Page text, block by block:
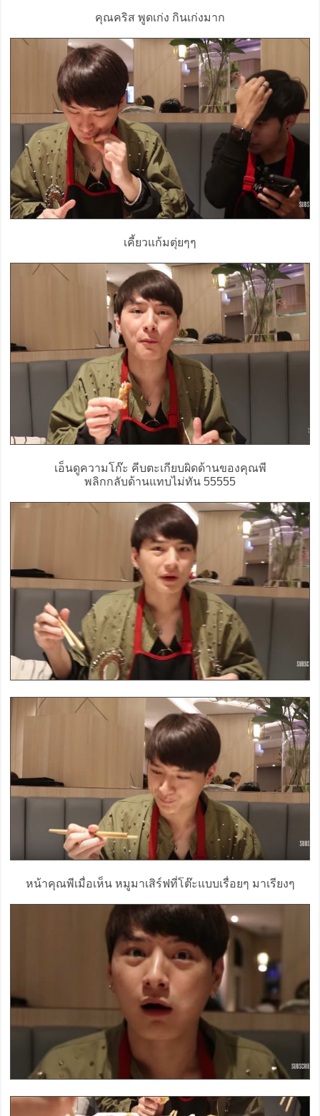
คุณคริส พูดเก่ง กินเก่งมาก
เคี้ยวแก้มตุ่ยๆๆ
เอ็นดูความโก๊ะ คีบตะเกียบผิดด้านของคุณพี
พลิกกลับด้านแทบไม่ทัน 55555
หน้าคุณพีเมื่อเห็น หมูมาเสิร์ฟที่โต๊ะแบบเรื่อยๆ มาเรียงๆ